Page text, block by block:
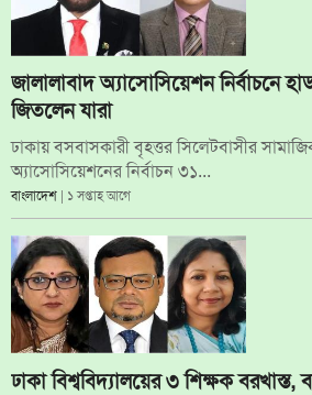
জালালাবাদ অ্যাসোসিয়েশন নির্বাচনে
জিতলেন যারা
ঢাকায় বসবাসকারী বৃহত্তর সিলেটবাসীর
অ্যাসোসিয়েশনের নির্বাচন ৩১...
বাংলাদেশ | ১ সপ্তাহ আগে
ঢাকা বিশ্ববিদ্যালয়ের ৩ শিক্ষক